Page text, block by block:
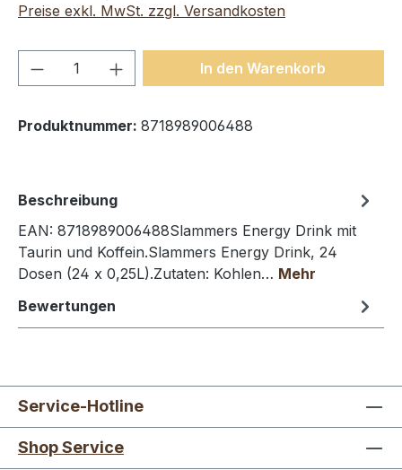
Preise exkl. MwSt. zzgl. Versandkosten
Produkt Anzahl: Gib denIn den Warenkorb
Produktnummer: 8718989006488
Beschreibung
EAN: 8718989006488Slammers Energy Drink mit
Taurin und Koffein.Slammers Energy Drink, 24
Dosen (24 x 0,25L).Zutaten: Kohlen… Mehr
Bewertungen
Service-Hotline
Shop Service